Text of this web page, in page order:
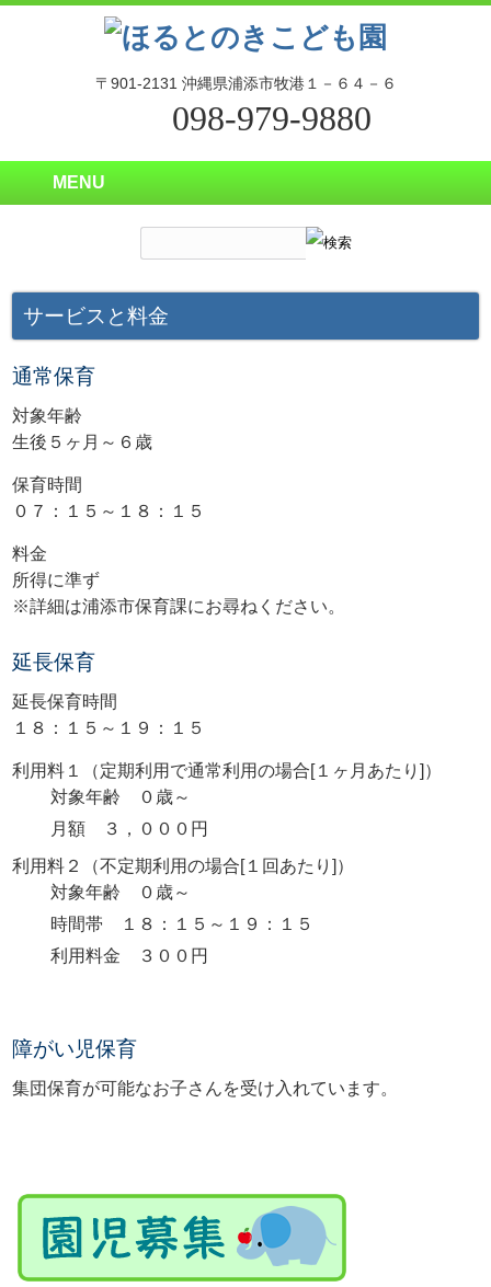
〒901-2131 沖縄県浦添市牧港１－６４－６
098-979-9880
MENU
サービスと料金
通常保育
対象年齢
生後５ヶ月～６歳
保育時間
０７：１５～１８：１５
料金
所得に準ず
※詳細は浦添市保育課にお尋ねください。
延長保育
延長保育時間
１８：１５～１９：１５
利用料１（定期利用で通常利用の場合[１ヶ月あたり]）
対象年齢 ０歳～
月額 ３，０００円
利用料２（不定期利用の場合[１回あたり]）
対象年齢 ０歳～
時間帯 １８：１５～１９：１５
利用料金 ３００円
障がい児保育
集団保育が可能なお子さんを受け入れています。